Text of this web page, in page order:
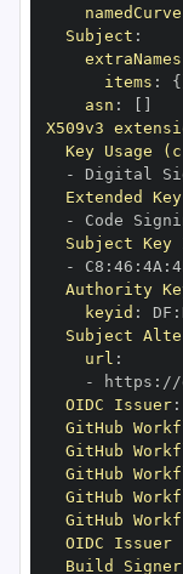
namedCurve
Subject :
extraNames
items : {
asn :
X509v3
Key Usage
-
Extended
-
Subject
-
C8 : 46 : 4A :
Authority
keyid : DF :
Subject
url :
-
https :
OIDC Issuer:
GitHub
GitHub
GitHub
GitHub
GitHub
OIDC Issuer
Build Signer